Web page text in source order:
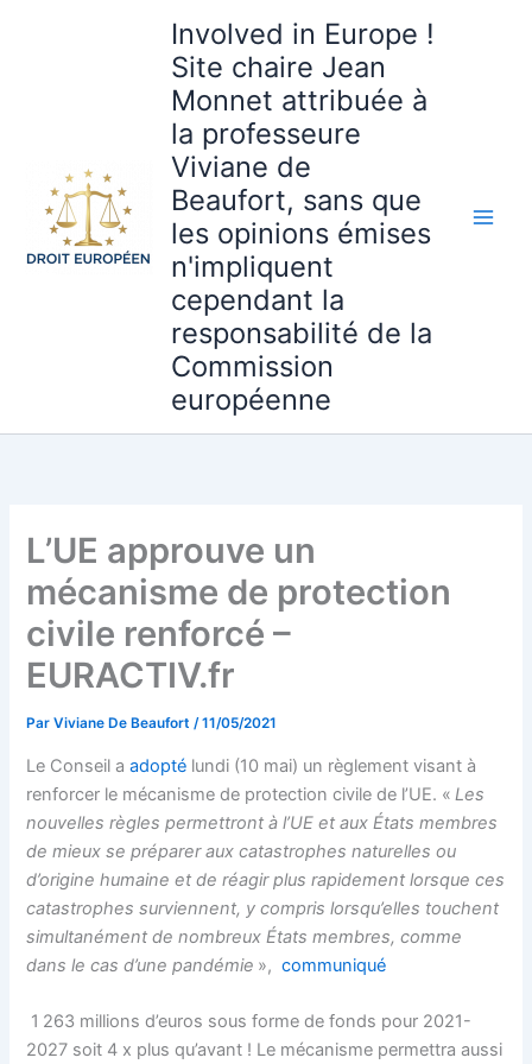
Involved in Europe !
Site chaire Jean
Monnet attribuée à
la professeure
Viviane de
Beaufort, sans que
les opinions émises
n'impliquent
cependant la
responsabilité de la
Commission
européenne
L’UE approuve un
mécanisme de protection
civile renforcé –
EURACTIV.fr
ParViviane De Beaufort/11/05/2021
Le Conseil aadopté lundi (10 mai) un règlement visant à
renforcer le mécanisme de protection civile de l’UE. «Les
nouvelles règles permettront à l’UE et aux États membres
de mieux se préparer aux catastrophes naturelles ou
d’origine humaine et de réagir plus rapidement lorsque ces
catastrophes surviennent, y compris lorsqu’elles touchent
simultanément de nombreux États membres, comme
dans le cas d’une pandémie »,communiqué
1 263 millions d’euros sous forme de fonds pour 2021-
2027 soit 4 x plus qu’avant ! Le mécanisme permettra aussi